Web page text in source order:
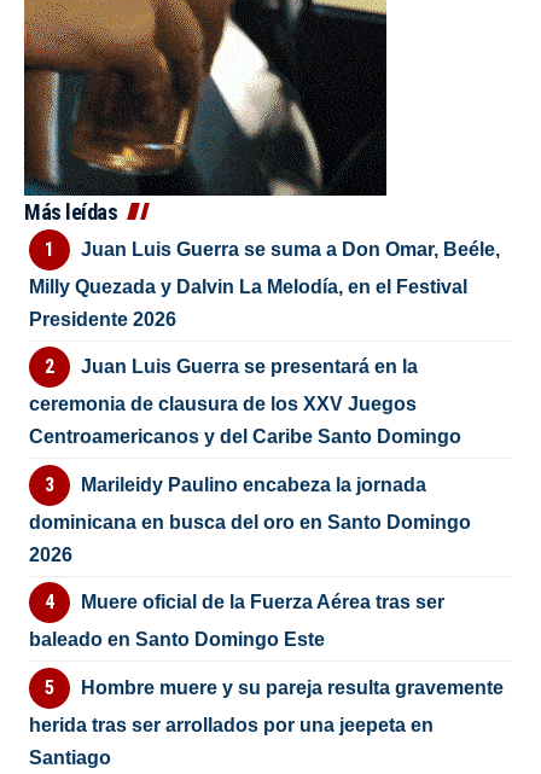
Más leídas
Juan Luis Guerra se suma a Don Omar, Beéle,
Milly Quezada y Dalvin La Melodía, en el Festival
Presidente 2026
Juan Luis Guerra se presentará en la
ceremonia de clausura de los XXV Juegos
Centroamericanos y del Caribe Santo Domingo
Marileidy Paulino encabeza la jornada
dominicana en busca del oro en Santo Domingo
2026
Muere oficial de la Fuerza Aérea tras ser
baleado en Santo Domingo Este
Hombre muere y su pareja resulta gravemente
herida tras ser arrollados por una jeepeta en
Santiago